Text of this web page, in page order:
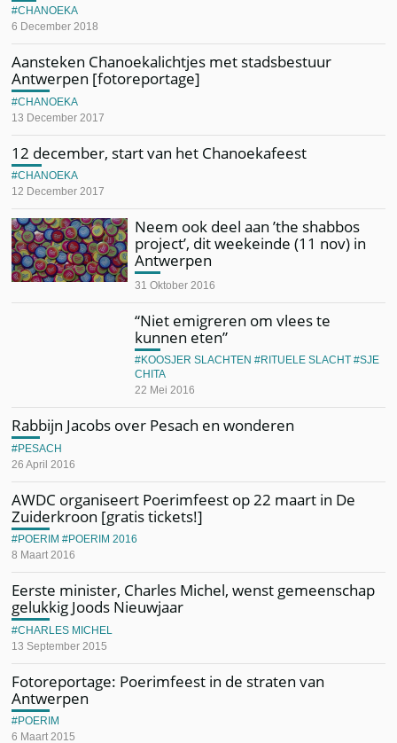
6 December 2018
CHANOEKA
Aansteken Chanoekalichtjes met stadsbestuur
Antwerpen [fotoreportage]
13 December 2017
CHANOEKA
12 december, start van het Chanoekafeest
12 December 2017
CHANOEKA
Neem ook deel aan ’the shabbos
project’, dit weekeinde (11 nov) in
Antwerpen
31 Oktober 2016
“Niet emigreren om vlees te
kunnen eten”
22 Mei 2016
KOOSJER SLACHTEN RITUELE SLACHT
SJE
CHITA
Rabbijn Jacobs over Pesach en wonderen
26 April 2016
PESACH
AWDC organiseert Poerimfeest op 22 maart in De
Zuiderkroon [gratis tickets!]
8 Maart 2016
POERIM POERIM 2016
Eerste minister, Charles Michel, wenst gemeenschap
gelukkig Joods Nieuwjaar
13 September 2015
CHARLES MICHEL
Fotoreportage: Poerimfeest in de straten van
Antwerpen
6 Maart 2015
POERIM